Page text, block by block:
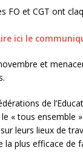
FO et CGT ont
ici le
et
de
« tous ensemble
leurs lieux de
plus efficace de